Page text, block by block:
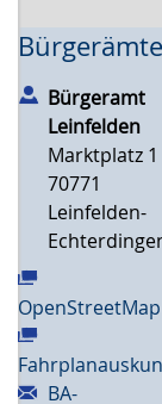
Bürgeramt
Leinfelden
Marktplatz 1
70771
Leinfelden-
OpenStreetMap
BA-